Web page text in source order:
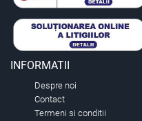
INFORMATII
Despre noi
Contact
Termeni si conditii